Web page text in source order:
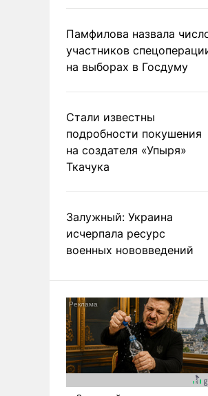
Памфилова назвала
участников
на выборах в Госдуму
Стали известны
подробности покушения
на создателя «Упыря»
Ткачука
Залужный: Украина
исчерпала ресурс
военных нововведений